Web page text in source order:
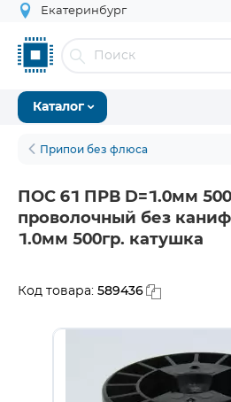
Екатеринбург
Каталог
Припои без флюса
ПОС 61 ПРВ D=1.0мм
проволочный без
1.0мм 500гр. катушка
Код товара: 589436